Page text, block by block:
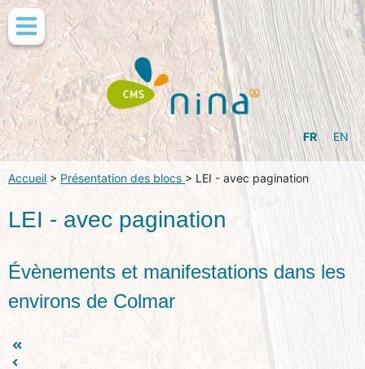
FR EN
Accueil > Présentation des blocs > LEI - avec pagination
LEI - avec pagination
Évènements et manifestations dans les
environs de Colmar